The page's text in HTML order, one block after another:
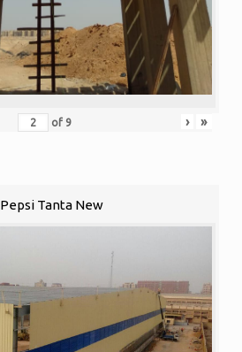
of 9 › »
Pepsi Tanta New